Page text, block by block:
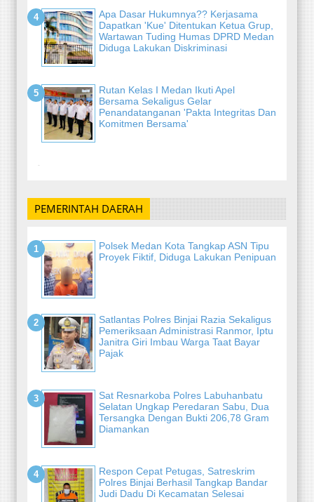
Apa Dasar Hukumnya?? Kerjasama
Dapatkan 'Kue' Ditentukan Ketua Grup,
Wartawan Tuding Humas DPRD Medan
Diduga Lakukan Diskriminasi
Rutan Kelas I Medan Ikuti Apel
Bersama Sekaligus Gelar
Penandatanganan 'Pakta Integritas Dan
Komitmen Bersama'
-
PEMERINTAH DAERAH
Polsek Medan Kota Tangkap ASN Tipu
Proyek Fiktif, Diduga Lakukan Penipuan
Satlantas Polres Binjai Razia Sekaligus
Pemeriksaan Administrasi Ranmor, Iptu
Janitra Giri Imbau Warga Taat Bayar
Pajak
Sat Resnarkoba Polres Labuhanbatu
Selatan Ungkap Peredaran Sabu, Dua
Tersangka Dengan Bukti 206,78 Gram
Diamankan
Respon Cepat Petugas, Satreskrim
Polres Binjai Berhasil Tangkap Bandar
Judi Dadu Di Kecamatan Selesai